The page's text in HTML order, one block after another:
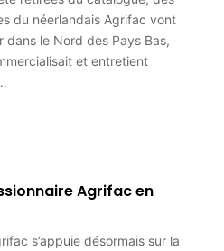
du néerlandais Agrifac vont
dans le Nord des Pays Bas,
et entretient
Agrifac en
s’appuie désormais sur la